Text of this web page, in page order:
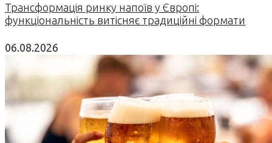
Трансформація ринку напоїв у Європі:
функціональність витісняє традиційні формати
06.08.2026